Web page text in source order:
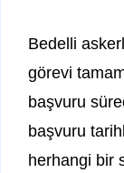
Bedelli
görevi
başvuru
başvuru
herhangi bir